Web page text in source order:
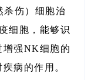
伤）细胞治
细胞，能够识
增强NK细胞的
病的作用。